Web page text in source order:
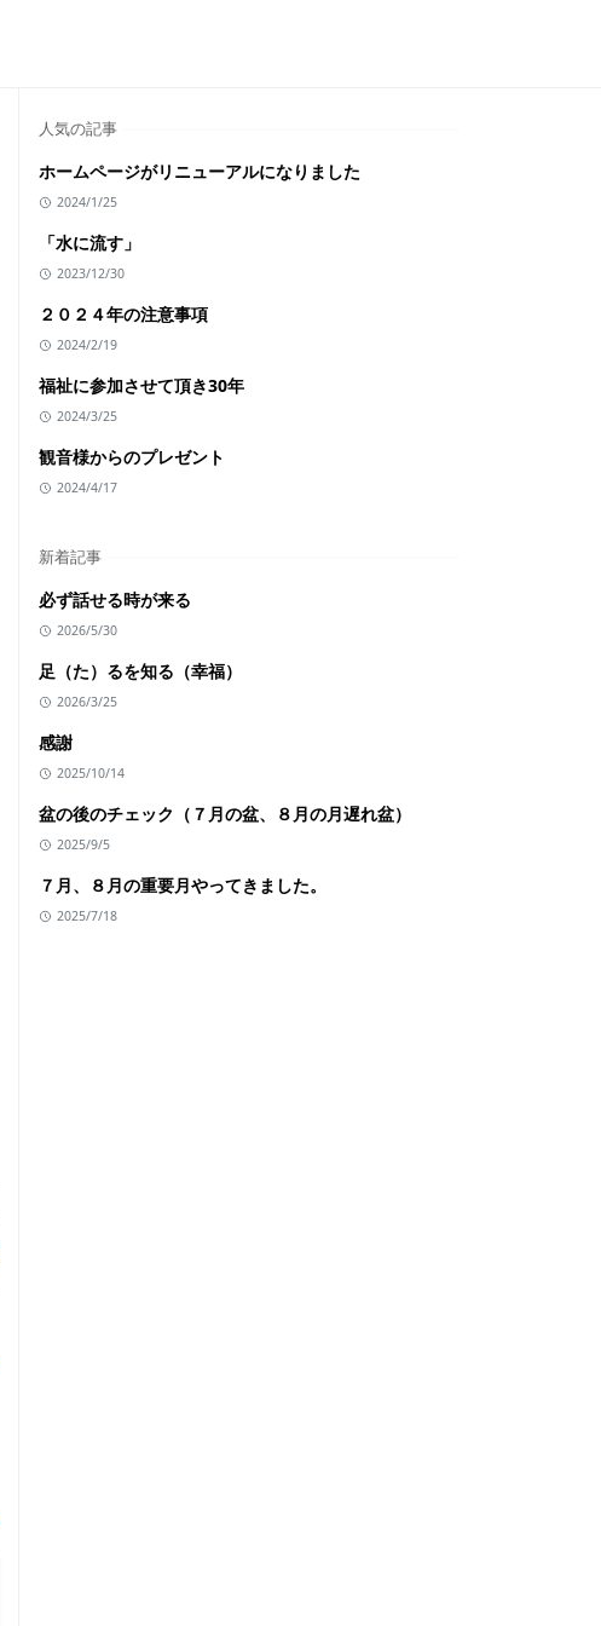
人気の記事
ホームページがリニューアルになりました
2024/1/25
「水に流す」
2023/12/30
２０２４年の注意事項
2024/2/19
福祉に参加させて頂き30年
2024/3/25
観音様からのプレゼント
2024/4/17
新着記事
必ず話せる時が来る
2026/5/30
足（た）るを知る（幸福）
2026/3/25
感謝
2025/10/14
盆の後のチェック（７月の盆、８月の月遅れ盆）
2025/9/5
７月、８月の重要月やってきました。
2025/7/18